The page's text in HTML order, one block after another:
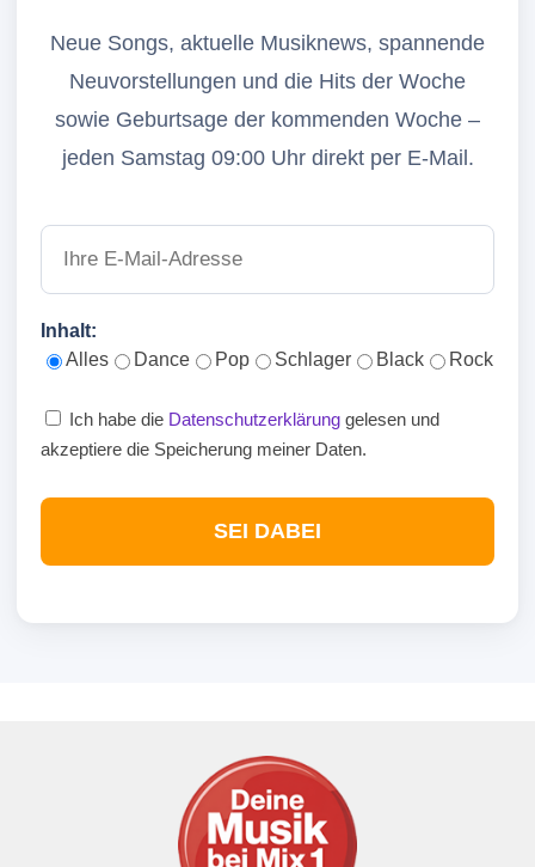
Neue Songs, aktuelle Musiknews, spannende
Neuvorstellungen und die Hits der Woche
sowie Geburtsage der kommenden Woche –
jeden Samstag 09:00 Uhr direkt per E-Mail.
Inhalt:
Alles
Dance Pop Schlager Black Rock
Ich habe die Datenschutzerklärung gelesen und
akzeptiere die Speicherung meiner Daten.
SEI DABEI